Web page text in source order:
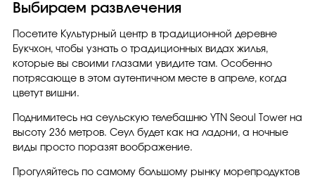
Выбираем развлечения
Посетите Культурный центр в традиционной деревне
Букчхон, чтобы узнать о традиционных видах жилья,
которые вы своими глазами увидите там. Особенно
потрясающе в этом аутентичном месте в апреле, когда
цветут вишни.
Поднимитесь на сеульскую телебашню YTN Seoul Tower на
высоту 236 метров. Сеул будет как на ладони, а ночные
виды просто поразят воображение.
Прогуляйтесь по самому большому рынку морепродуктов